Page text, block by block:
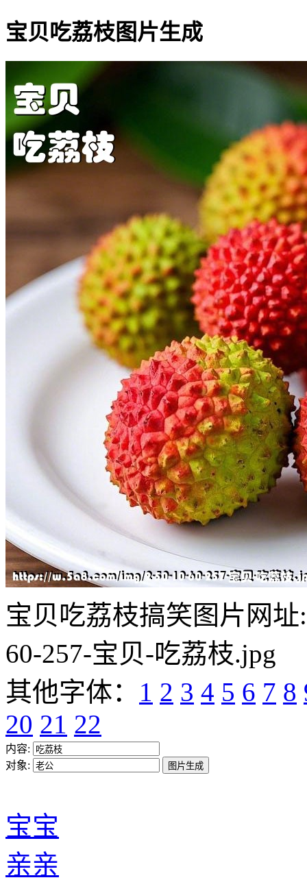
宝贝吃荔枝图片生成
宝贝吃荔枝搞笑图片网址
60-257-宝贝-吃荔枝.jpg
其他字体： 1 2 3 4 5 6 7 8
20 21 22
内容:
对象:
宝宝
亲亲